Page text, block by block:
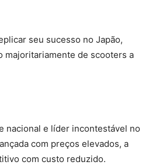
seu sucesso no Japão,
majoritariamente de scooters a
nacional e líder incontestável no
com preços elevados, a
com custo reduzido.